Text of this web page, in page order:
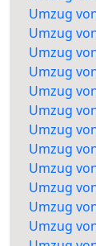
Umzug
Umzug
Umzug
Umzug
Umzug
Umzug
Umzug
Umzug
Umzug
Umzug
Umzug
Umzug